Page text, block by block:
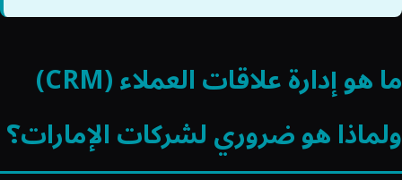
ما هو إدارة علاقات العملاء (CRM)
ولماذا هو ضروري لشركات الإمارات؟